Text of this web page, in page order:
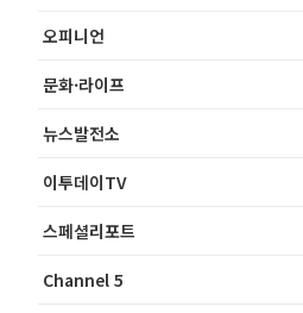
오피니언
문화·라이프
뉴스발전소
이투데이TV
스페셜리포트
Channel 5